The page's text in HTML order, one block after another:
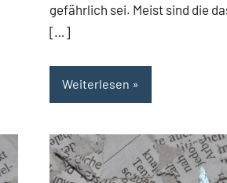
gefährlich sei. Meist sind die
[…]
Weiterlesen